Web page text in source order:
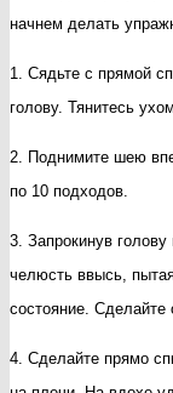
начнем делать
1. Сядьте с прямой
голову. Тянитесь
2. Поднимите шею
по 10 подходов.
3. Запрокинув
челюсть ввысь,
состояние. Сделайте
4. Сделайте прямо